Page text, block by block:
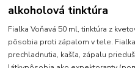
alkoholová tinktúra
Fialka Voňavá 50 ml, tinktúra z
pôsobia proti zápalom v tele.
prechladnutia, kašľa, zápalu